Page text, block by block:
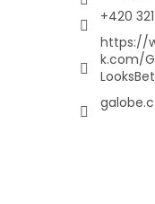
+420
https://
k.com/